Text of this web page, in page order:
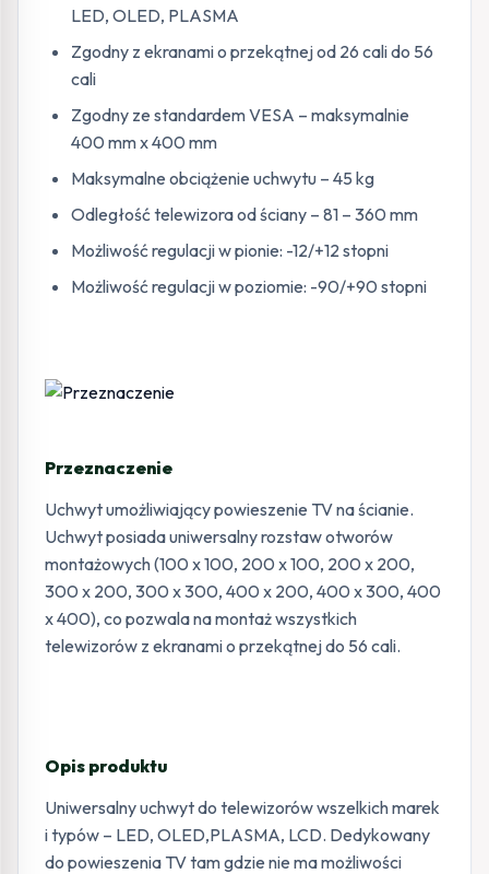
LED, OLED, PLASMA
Zgodny z ekranami o przekątnej od 26 cali do 56
cali
Zgodny ze standardem VESA – maksymalnie
400 mm x 400 mm
Maksymalne obciążenie uchwytu – 45 kg
Odległość telewizora od ściany – 81 – 360 mm
Możliwość regulacji w pionie: -12/+12 stopni
Możliwość regulacji w poziomie: -90/+90 stopni
Przeznaczenie
Uchwyt umożliwiający powieszenie TV na ścianie.
Uchwyt posiada uniwersalny rozstaw otworów
montażowych (100 x 100, 200 x 100, 200 x 200,
300 x 200, 300 x 300, 400 x 200, 400 x 300, 400
x 400), co pozwala na montaż wszystkich
telewizorów z ekranami o przekątnej do 56 cali.
Opis produktu
Uniwersalny uchwyt do telewizorów wszelkich marek
i typów – LED, OLED,PLASMA, LCD. Dedykowany
do powieszenia TV tam gdzie nie ma możliwości